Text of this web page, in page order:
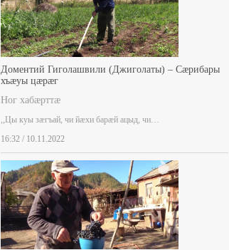
Доментий Гиголашвили (Джиголаты) – Сæрибары
хъæуы цæрæг
Ног хабæрттæ
,,Цы куы зæгъай, чи йæхи барæй ацыд, чи…
16:32 / 10.11.2022